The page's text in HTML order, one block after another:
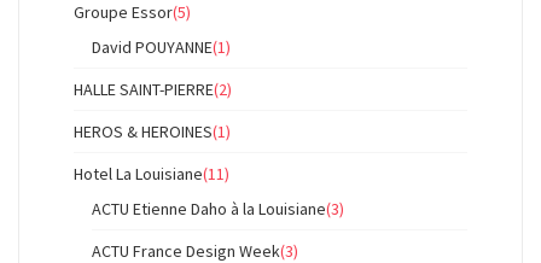
Groupe Essor(5)
David POUYANNE(1)
HALLE SAINT-PIERRE(2)
HEROS & HEROINES(1)
Hotel La Louisiane(11)
ACTU Etienne Daho à la Louisiane(3)
ACTU France Design Week(3)